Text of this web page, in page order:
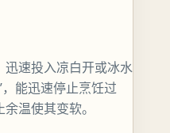
速投入凉白开或冰水
能迅速停止烹饪过
温使其变软。